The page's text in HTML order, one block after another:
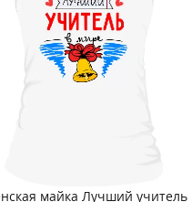
майка Лучший учитель